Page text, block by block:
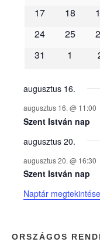
m
é
n
y
e
k
n
a
p
17
18
24
25
31
1
augusztus 16.
augusztus 16. @ 11:00
Szent István nap
augusztus 20.
augusztus 20. @ 16:30
Szent István nap
Naptár megtekintése
ORSZÁGOS